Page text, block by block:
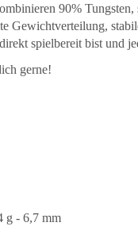
90%
Gewichtverteilung,
spielbereit bist und
gerne!
g - 6,7 mm